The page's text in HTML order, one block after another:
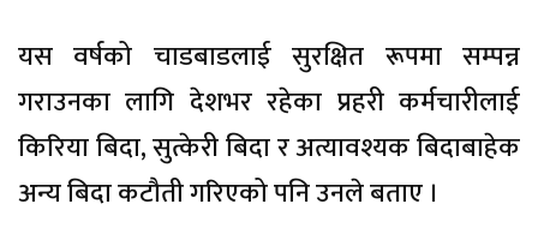
यस वर्षको चाडबाडलाई सुरक्षित रूपमा सम्पन्न
गराउनका लागि देशभर रहेका प्रहरी कर्मचारीलाई
किरिया बिदा, सुत्केरी बिदा र अत्यावश्यक बिदाबाहेक
अन्य बिदा कटौती गरिएको पनि उनले बताए ।